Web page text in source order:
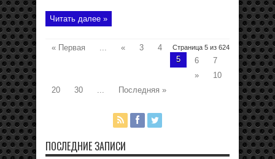
Читать далее »
Страница 5 из 624
« Первая ... « 3
4
5
6
7
»
10
20
30 ... Последняя »
ПОСЛЕДНИЕ ЗАПИСИ